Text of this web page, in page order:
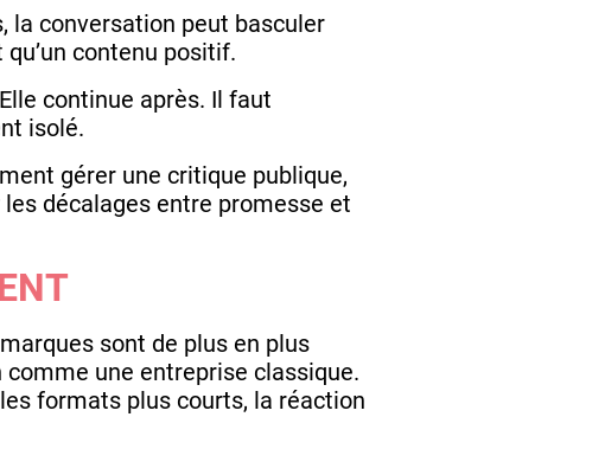
la conversation peut basculer
contenu positif.
continue après. Il faut
isolé.
gérer une critique publique,
décalages entre promesse et
sont de plus en plus
comme une entreprise classique.
formats plus courts, la réaction